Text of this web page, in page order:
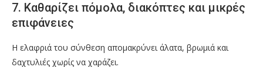
7. Καθαρίζει πόμολα, διακόπτες και μικρές
επιφάνειες
Η ελαφριά του σύνθεση απομακρύνει άλατα, βρωμιά και
δαχτυλιές χωρίς να χαράζει.